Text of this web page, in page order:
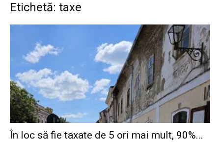
Etichetă: taxe
În loc să fie taxate de 5 ori mai mult, 90%...